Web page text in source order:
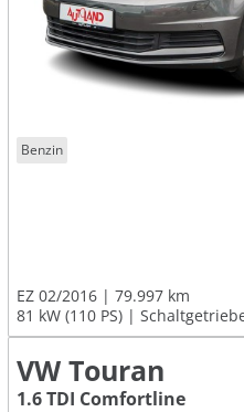
Benzin
EZ 02/2016
79.997 km
81 kW (110 PS)
VW Touran
1.6 TDI Comfortline